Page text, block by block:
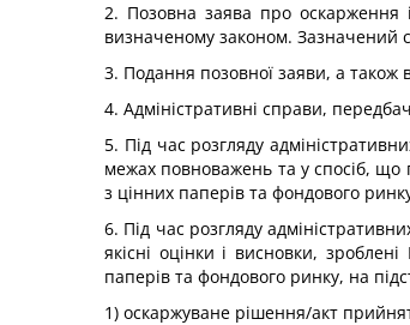
2. Позовна заява про оскарження
визначеному законом. Зазначений
3. Подання позовної заяви, а також
4. Адміністративні справи,
5. Під час розгляду
межах повноважень та у спосіб, що
з цінних паперів та фондового
6. Під час розгляду
якісні оцінки і висновки,
паперів та фондового ринку, на
1) оскаржуване рішення/акт